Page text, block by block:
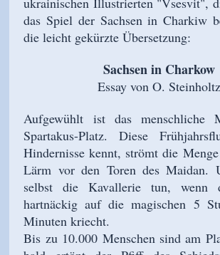
das Spiel der Sachsen in Charkiw
die leicht gekürzte Übersetzung:
Sachsen in Charkow
Essay von O. Steinholtz
Aufgewühlt ist das menschliche
Spartakus-Platz. Diese
Hindernisse kennt, strömt die
Lärm vor den Toren des Maidan.
selbst die Kavallerie tun, wenn
hartnäckig auf die magischen 5
Minuten kriecht.
Bis zu 10.000 Menschen sind am